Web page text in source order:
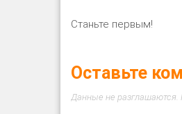
Станьте первым!
Оставьте
Данные не разглашаются.